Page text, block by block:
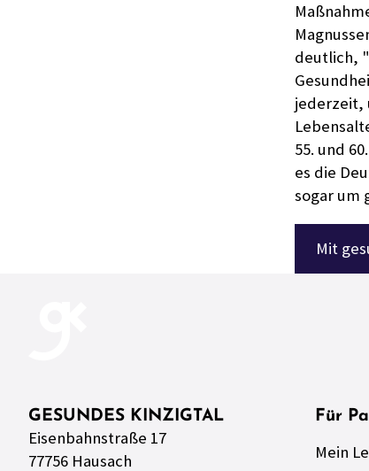
deutlich,
jederzeit,
55. und
es die
sogar um
Mit
GESUNDES KINZIGTAL
Eisenbahnstraße 17
77756 Hausach
Für
Mein